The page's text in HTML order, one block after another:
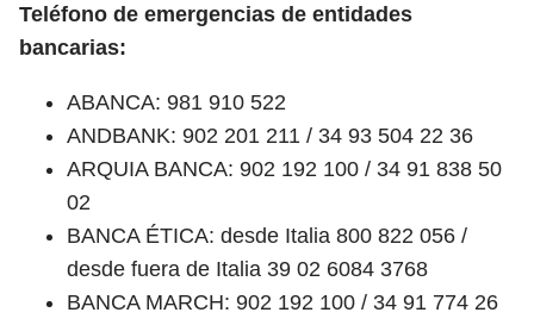
Teléfono de emergencias de entidades
bancarias:
ABANCA: 981 910 522
ANDBANK: 902 201 211 / 34 93 504 22 36
ARQUIA BANCA: 902 192 100 / 34 91 838 50
02
BANCA ÉTICA: desde Italia 800 822 056 /
desde fuera de Italia 39 02 6084 3768
BANCA MARCH: 902 192 100 / 34 91 774 26